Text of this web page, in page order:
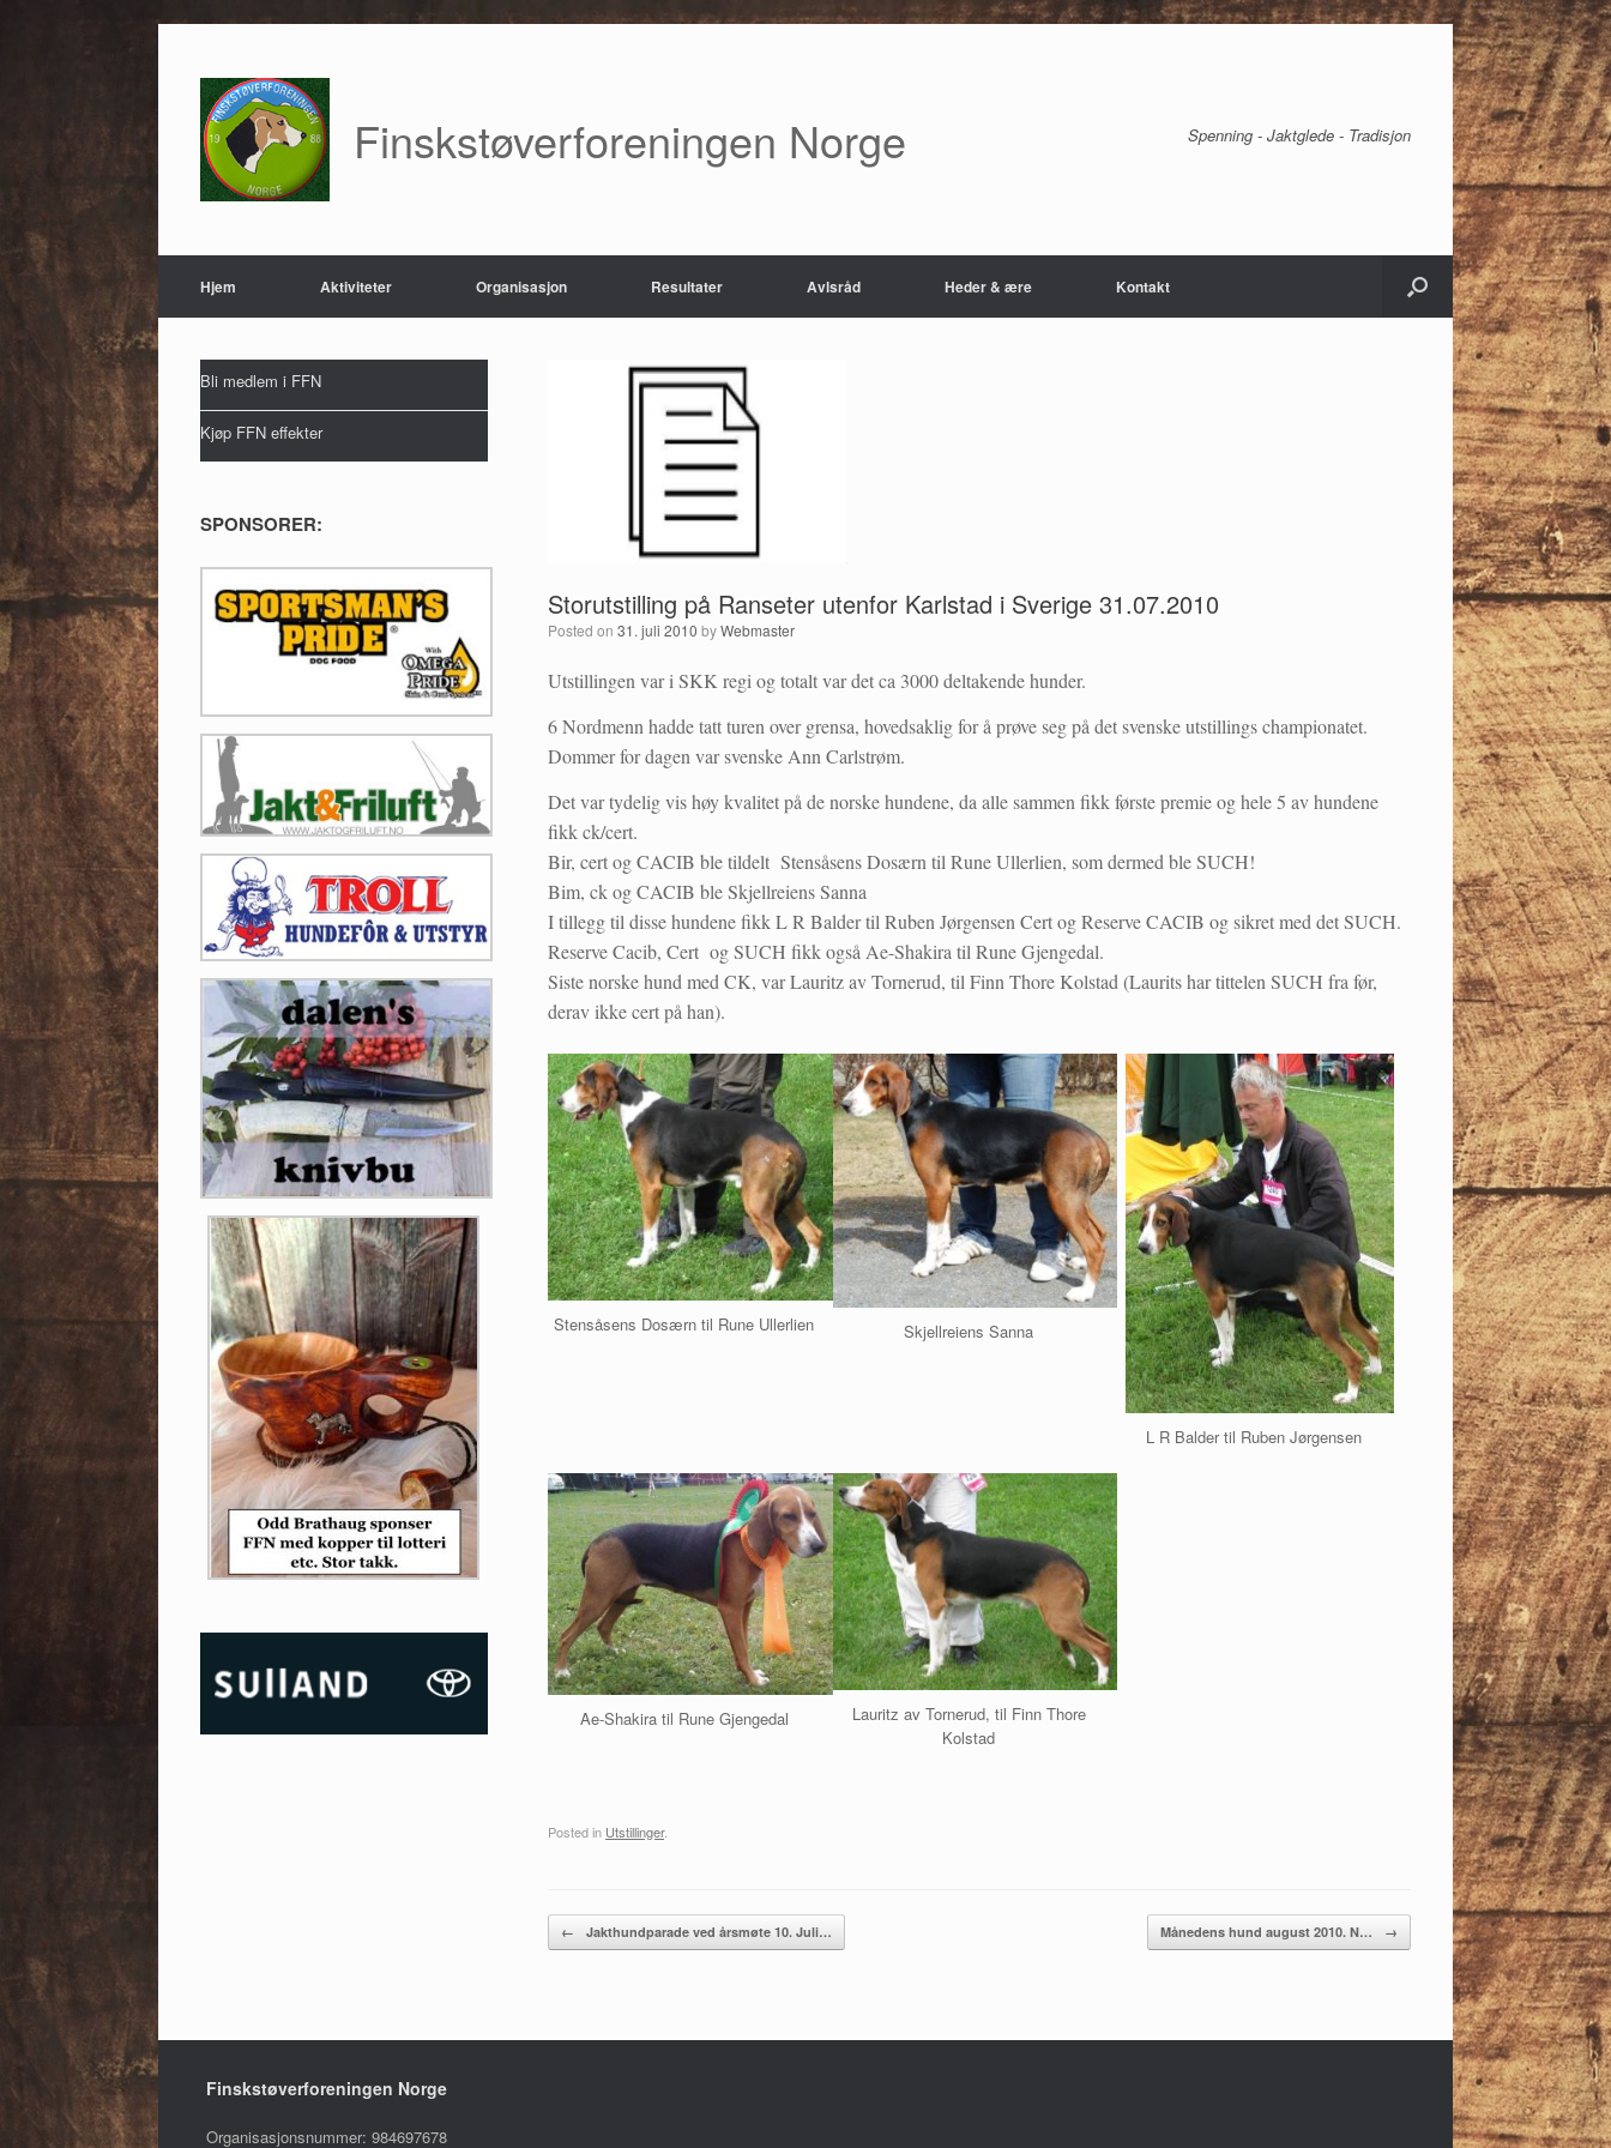
content
Finskstøverforeningen Norge Spenning - Jaktglede - Tradisjon
Hjem Aktiviteter Organisasjon Resultater Avlsråd Heder & ære Kontakt
Storutstilling på Ranseter utenfor Karlstad i Sverige 31.07.2010
Posted on31. juli 2010 byWebmaster
Utstillingen var i SKK regi og totalt var det ca 3000 deltakende hunder.
6 Nordmenn hadde tatt turen over grensa, hovedsaklig for å prøve seg på det svenske utstillings championatet.
Dommer for dagen var svenske Ann Carlstrøm.
Det var tydelig vis høy kvalitet på de norske hundene, da alle sammen fikk første premie og hele 5 av hundene
fikk ck/cert.
Bir, cert og CACIB ble tildelt Stensåsens Dosærn til Rune Ullerlien, som dermed ble SUCH!
Bim, ck og CACIB ble Skjellreiens Sanna
I tillegg til disse hundene fikk L R Balder til Ruben Jørgensen Cert og Reserve CACIB og sikret med det SUCH.
Reserve Cacib, Cert og SUCH fikk også Ae-Shakira til Rune Gjengedal.
Siste norske hund med CK, var Lauritz av Tornerud, til Finn Thore Kolstad (Laurits har tittelen SUCH fra før,
derav ikke cert på han).
Stensåsens Dosærn til Rune Ullerlien Skjellreiens Sanna
L R Balder til Ruben Jørgensen
Ae-Shakira til Rune Gjengedal
Lauritz av Tornerud, til Finn Thore
Kolstad
Posted in Utstillinger.
Post navigation
← Jakthundparade ved årsmøte 10. Juli… Månedens hund august 2010. N… →
Bli medlem i FFN
Kjøp FFN effekter
SPONSORER:
Finskstøverforeningen Norge
Organisasjonsnummer: 984697678